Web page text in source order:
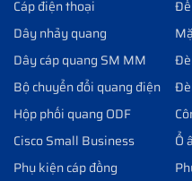
Cáp điện thoại
Dây nhảy quang
Dây cáp quang SM MM
Bộ chuyển đổi quang điện
Hộp phối quang ODF
Cisco Small Business
Phụ kiện cáp đồng
Ổ